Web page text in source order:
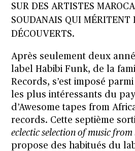
SUR DES ARTISTES
SOUDANAIS QUI MÉRITENT
DÉCOUVERTS.
Après seulement deux
label Habibi Funk, de la
Records, s’est imposé
les plus intéressants du
d’Awesome tapes from
records. Cette septième
eclectic selection of music
propose des habitués du